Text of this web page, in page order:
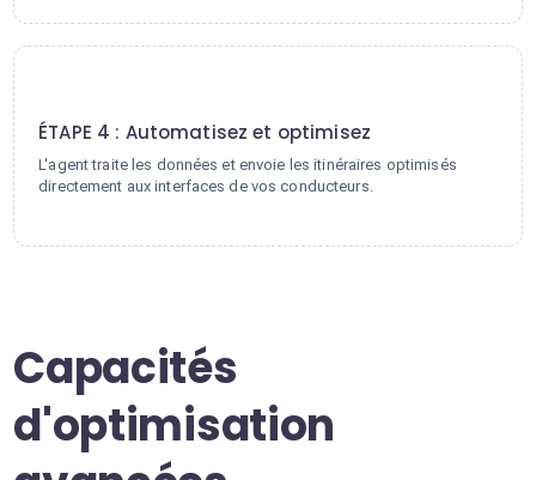
ÉTAPE 4 : Automatisez et optimisez
L'agent traite les données et envoie les itinéraires optimisés
directement aux interfaces de vos conducteurs.
Capacités
d'optimisation